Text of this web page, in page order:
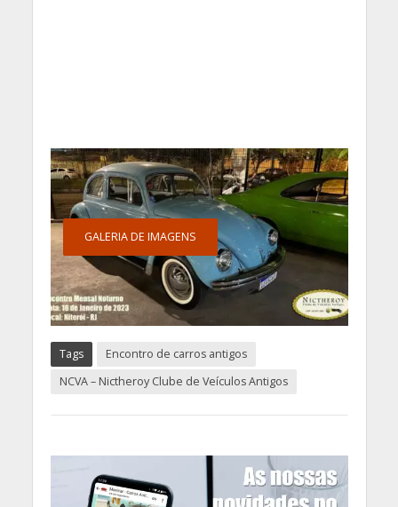
GALERIA DE IMAGENS
Tags
Encontro de carros antigos
NCVA – Nictheroy Clube de Veículos Antigos